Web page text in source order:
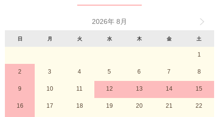
2026年 8月
日 月 火 水 木 金 土
1
2 3 4 5 6 7 8
9 10 11 12 13 14 15
16 17 18 19 20 21 22